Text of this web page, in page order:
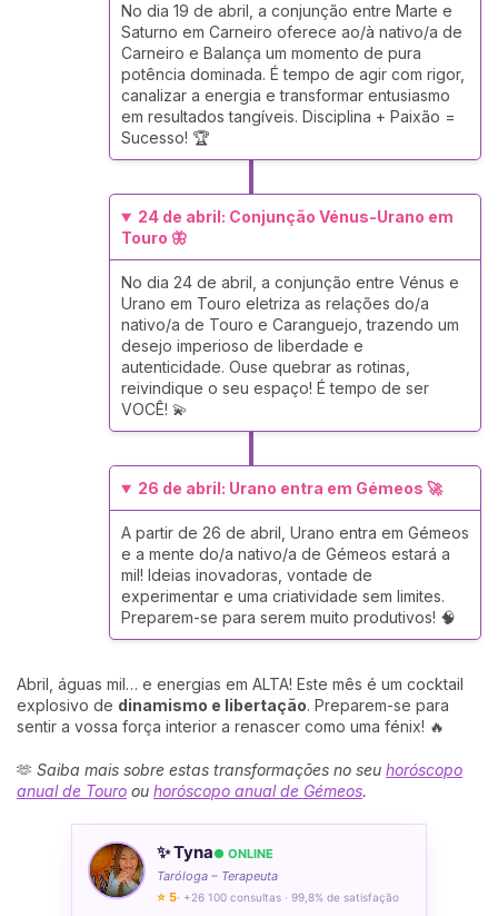
No dia 19 de abril, a conjunção entre Marte e
Saturno em Carneiro oferece ao/à nativo/a de
Carneiro e Balança um momento de pura
potência dominada. É tempo de agir com rigor,
canalizar a energia e transformar entusiasmo
em resultados tangíveis. Disciplina + Paixão =
Sucesso! 🏆
24 de abril: Conjunção Vénus-Urano em
Touro 🦋
No dia 24 de abril, a conjunção entre Vénus e
Urano em Touro eletriza as relações do/a
nativo/a de Touro e Caranguejo, trazendo um
desejo imperioso de liberdade e
autenticidade. Ouse quebrar as rotinas,
reivindique o seu espaço! É tempo de ser
VOCÊ! 💫
26 de abril: Urano entra em Gémeos 🚀
A partir de 26 de abril, Urano entra em Gémeos
e a mente do/a nativo/a de Gémeos estará a
mil! Ideias inovadoras, vontade de
experimentar e uma criatividade sem limites.
Preparem-se para serem muito produtivos! 🧠
Abril, águas mil… e energias em ALTA! Este mês é um cocktail
explosivo de dinamismo e libertação. Preparem-se para
sentir a vossa força interior a renascer como uma fénix! 🔥
🫶 Saiba mais sobre estas transformações no seu horóscopo
anual de Touro ou horóscopo anual de Gémeos.
✨ Tyna● ONLINE
Taróloga – Terapeuta
⭐ 5· +26 100 consultas · 99,8% de satisfação